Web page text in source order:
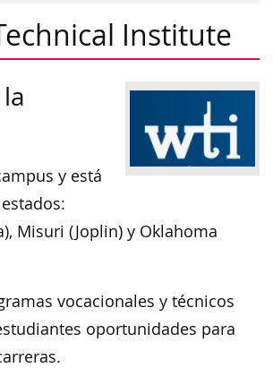
Institute
y está
Misuri (Joplin) y Oklahoma
vocacionales y técnicos
oportunidades para